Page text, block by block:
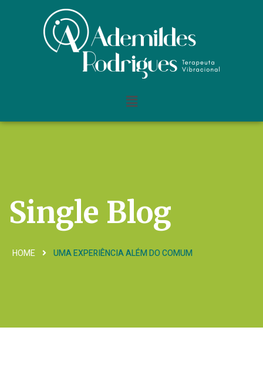
Single Blog
HOME UMA EXPERIÊNCIA ALÉM DO COMUM